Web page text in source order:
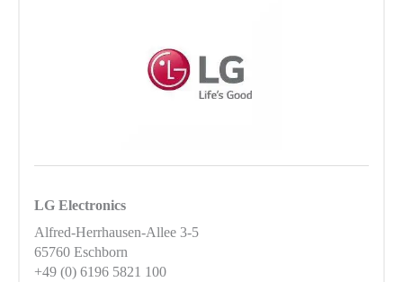
LG Electronics
Alfred-Herrhausen-Allee 3-5
65760 Eschborn
+49 (0) 6196 5821 100